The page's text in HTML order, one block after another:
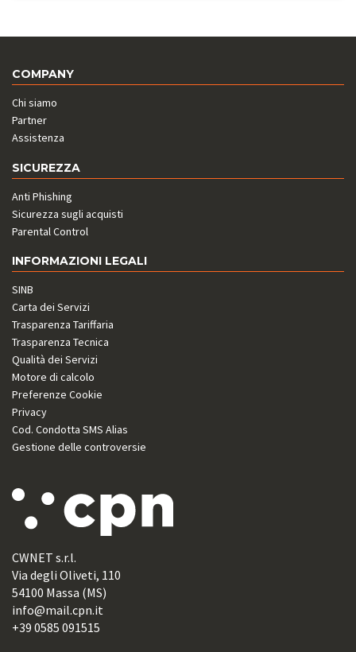
COMPANY
Chi siamo
Partner
Assistenza
SICUREZZA
Anti Phishing
Sicurezza sugli acquisti
Parental Control
INFORMAZIONI LEGALI
SINB
Carta dei Servizi
Trasparenza Tariffaria
Trasparenza Tecnica
Qualità dei Servizi
Motore di calcolo
Preferenze Cookie
Privacy
Cod. Condotta SMS Alias
Gestione delle controversie
CWNET s.r.l.
Via degli Oliveti, 110
54100 Massa (MS)
info@mail.cpn.it
+39 0585 091515